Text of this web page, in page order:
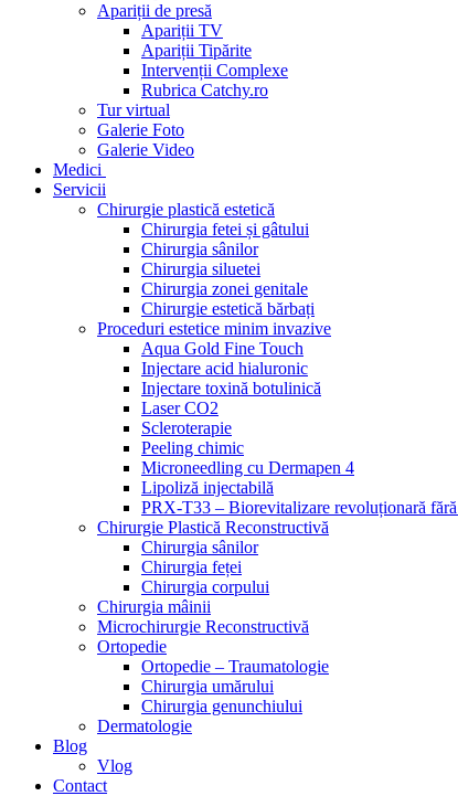
Apariții de presă
Apariții TV
Apariții Tipărite
Intervenții Complexe
Rubrica Catchy.ro
Tur virtual
Galerie Foto
Galerie Video
Medici
Servicii
Chirurgie plastică estetică
Chirurgia fetei și gâtului
Chirurgia sânilor
Chirurgia siluetei
Chirurgia zonei genitale
Chirurgie estetică bărbați
Proceduri estetice minim invazive
Aqua Gold Fine Touch
Injectare acid hialuronic
Injectare toxină botulinică
Laser CO2
Scleroterapie
Peeling chimic
Microneedling cu Dermapen 4
Lipoliză injectabilă
PRX-T33 – Biorevitalizare revoluționară fără
Chirurgie Plastică Reconstructivă
Chirurgia sânilor
Chirurgia feței
Chirurgia corpului
Chirurgia mâinii
Microchirurgie Reconstructivă
Ortopedie
Ortopedie – Traumatologie
Chirurgia umărului
Chirurgia genunchiului
Dermatologie
Blog
Vlog
Contact